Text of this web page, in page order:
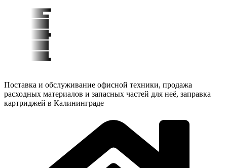
Поставка и обслуживание офисной техники, продажа
расходных материалов и запасных частей для неё, заправка
картриджей в Калининграде